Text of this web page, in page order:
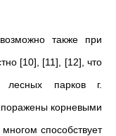
также при
[10], [11], [12], что
лесных парков г.
поражены корневыми
способствует